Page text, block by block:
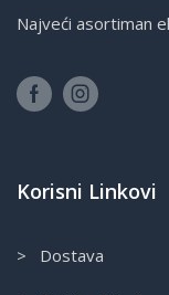
Najveći asortiman
Korisni Linkovi
> Dostava